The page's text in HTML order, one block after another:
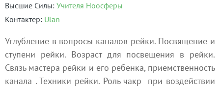
Высшие Силы Учителя Ноосферы
Контактер Ulan
Углубление в вопросы каналов рейки. Посвящение и
ступени рейки. Возраст для посвещения в рейки.
Связь мастера рейки и его ребенка, приемственность
канала . Техники рейки. Роль чакр при воздействии